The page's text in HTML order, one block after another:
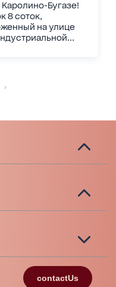
Каролино-Бугазе!
8 соток,
на улице
contactUs